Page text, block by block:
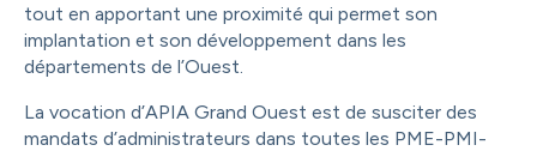
tout en apportant une proximité qui permet son
implantation et son développement dans les
départements de l’Ouest.
La vocation d’APIA Grand Ouest est de susciter des
mandats d’administrateurs dans toutes les PME-PMI-